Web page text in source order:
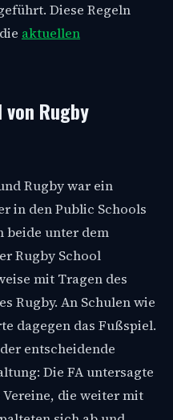
Diese Regeln
aktuellen
Rugby
Rugby war ein
in den Public Schools
beide unter dem
Rugby School
mit Tragen des
Rugby. An Schulen wie
dagegen das Fußspiel.
entscheidende
Die FA untersagte
die weiter mit